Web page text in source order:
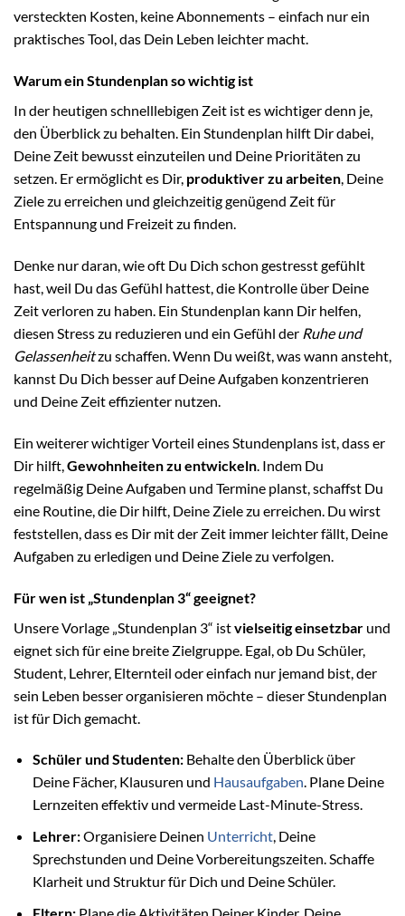
versteckten Kosten, keine Abonnements – einfach nur ein
praktisches Tool, das Dein Leben leichter macht.
Warum ein Stundenplan so wichtig ist
In der heutigen schnelllebigen Zeit ist es wichtiger denn je,
den Überblick zu behalten. Ein Stundenplan hilft Dir dabei,
Deine Zeit bewusst einzuteilen und Deine Prioritäten zu
setzen. Er ermöglicht es Dir, produktiver zu arbeiten, Deine
Ziele zu erreichen und gleichzeitig genügend Zeit für
Entspannung und Freizeit zu finden.
Denke nur daran, wie oft Du Dich schon gestresst gefühlt
hast, weil Du das Gefühl hattest, die Kontrolle über Deine
Zeit verloren zu haben. Ein Stundenplan kann Dir helfen,
diesen Stress zu reduzieren und ein Gefühl der Ruhe und
Gelassenheitzu schaffen. Wenn Du weißt, was wann ansteht,
kannst Du Dich besser auf Deine Aufgaben konzentrieren
und Deine Zeit effizienter nutzen.
Ein weiterer wichtiger Vorteil eines Stundenplans ist, dass er
Dir hilft,Gewohnheiten zu entwickeln. Indem Du
regelmäßig Deine Aufgaben und Termine planst, schaffst Du
eine Routine, die Dir hilft, Deine Ziele zu erreichen. Du wirst
feststellen, dass es Dir mit der Zeit immer leichter fällt, Deine
Aufgaben zu erledigen und Deine Ziele zu verfolgen.
Für wen ist „Stundenplan 3“ geeignet?
Unsere Vorlage „Stundenplan 3“ istvielseitig einsetzbar und
eignet sich für eine breite Zielgruppe. Egal, ob Du Schüler,
Student, Lehrer, Elternteil oder einfach nur jemand bist, der
sein Leben besser organisieren möchte – dieser Stundenplan
ist für Dich gemacht.
Schüler und Studenten:Behalte den Überblick über
Deine Fächer, Klausuren und Hausaufgaben. Plane Deine
Lernzeiten effektiv und vermeide Last-Minute-Stress.
Lehrer:Organisiere Deinen Unterricht, Deine
Sprechstunden und Deine Vorbereitungszeiten. Schaffe
Klarheit und Struktur für Dich und Deine Schüler.
Eltern:Plane die Aktivitäten Deiner Kinder, Deine